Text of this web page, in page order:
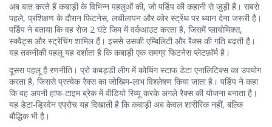
अब बात करते हैं कबाड़ी के विभिन्न पहलुओं की, जो पर्डिप की कहानी से जुड़ी हैं। सबसे
पहले, प्रशिक्षण के दौरान फिटनेस, लचीलापन और कोर स्ट्रेंथ पर ध्यान देना जरूरी है।
पर्डिप ने बताया कि वह रोज 2 घंटे जिम में वर्कआउट करता है, जिसमें प्लायोमिक्स,
स्क्वैट्स और स्ट्रेचिंग शामिल हैं। इससे उसकी एम्बिलिटी और रैक्स की गति बढ़ती है।
यह तकनीकी पहलू यह दर्शाता है कि कबाड़ी एक समग्र फिटनेस प्लेटफ़ॉर्म है।
दूसरा पहलू है रणनीति। प्रो कबड्डी लीग में कोचिंग स्टाफ डेटा एनालिटिक्स का उपयोग
करता है, जिससे प्रत्येक रैक्स का जोखिम‑लाभ विश्लेषण किया जाता है। पर्डिप ने कहा
कि वह अपनी हाफ‑टाइम ब्रेक में वीडियो रिव्यू करके अगले रैक्स की योजना बनाता है।
यह डेटा‑ड्रिवेन एप्रोच यह दिखाती है कि कबाड़ी अब केवल शारीरिक नहीं, बल्कि
बौद्धिक भी है।